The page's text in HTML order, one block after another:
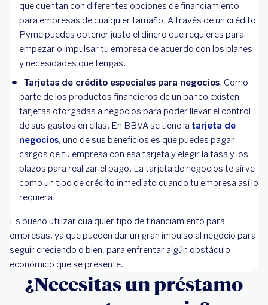
que cuentan con diferentes opciones de financiamiento
para empresas de cualquier tamaño. A través de un crédito
Pyme puedes obtener justo el dinero que requieres para
empezar o impulsar tu empresa de acuerdo con los planes
y necesidades que tengas.
Tarjetas de crédito especiales para negocios. Como
parte de los productos financieros de un banco existen
tarjetas otorgadas a negocios para poder llevar el control
de sus gastos en ellas. En BBVA se tiene la tarjeta de
negocios, uno de sus beneficios es que puedes pagar
cargos de tu empresa con esa tarjeta y elegir la tasa y los
plazos para realizar el pago. La tarjeta de negocios te sirve
como un tipo de crédito inmediato cuando tu empresa así lo
requiera.
Es bueno utilizar cualquier tipo de financiamiento para
empresas, ya que pueden dar un gran impulso al negocio para
seguir creciendo o bien, para enfrentar algún obstáculo
económico que se presente.
¿Necesitas un préstamo